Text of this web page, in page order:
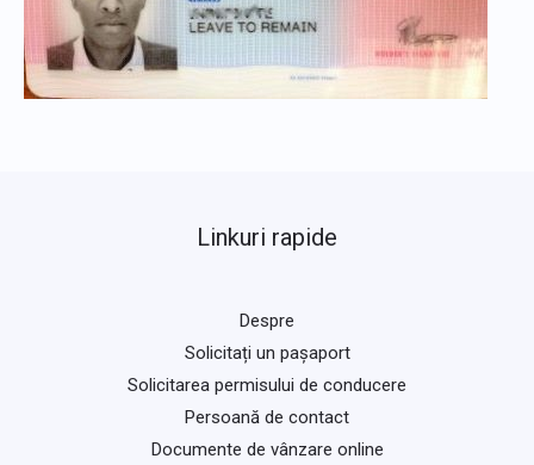
Linkuri rapide
Despre
Solicitați un pașaport
Solicitarea permisului de conducere
Persoană de contact
Documente de vânzare online